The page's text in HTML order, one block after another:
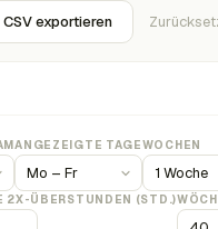
CSV exportieren
ANGEZEIGTE TAGEWOCHEN
2X-ÜBERSTUNDEN (STD.)